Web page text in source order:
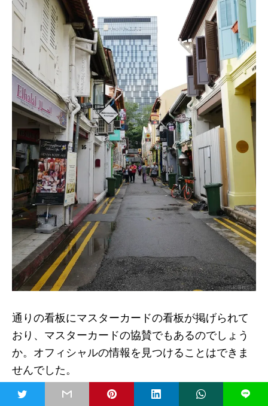
通りの看板にマスターカードの看板が掲げられて
おり、マスターカードの協賛でもあるのでしょう
か。オフィシャルの情報を見つけることはできま
せんでした。